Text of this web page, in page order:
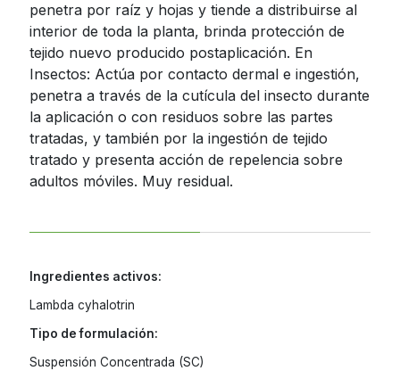
penetra por raíz y hojas y tiende a distribuirse al
interior de toda la planta, brinda protección de
tejido nuevo producido postaplicación. En
Insectos: Actúa por contacto dermal e ingestión,
penetra a través de la cutícula del insecto durante
la aplicación o con residuos sobre las partes
tratadas, y también por la ingestión de tejido
tratado y presenta acción de repelencia sobre
adultos móviles. Muy residual.
Ingredientes activos:
Lambda cyhalotrin
Tipo de formulación:
Suspensión Concentrada (SC)